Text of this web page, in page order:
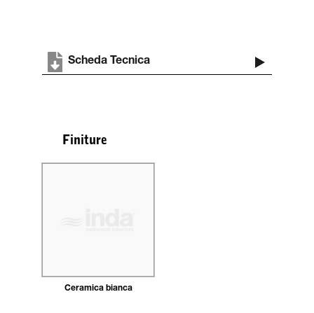
Scheda Tecnica
Finiture
Ceramica bianca